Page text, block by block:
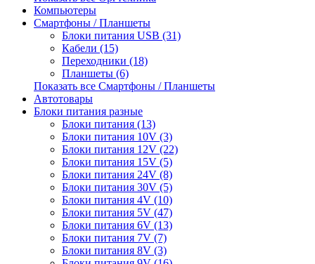
Компьютеры
Смартфоны / Планшеты
Блоки питания USB (31)
Кабели (15)
Переходники (18)
Планшеты (6)
Показать все Смартфоны / Планшеты
Автотовары
Блоки питания разные
Блоки питания (13)
Блоки питания 10V (3)
Блоки питания 12V (22)
Блоки питания 15V (5)
Блоки питания 24V (8)
Блоки питания 30V (5)
Блоки питания 4V (10)
Блоки питания 5V (47)
Блоки питания 6V (13)
Блоки питания 7V (7)
Блоки питания 8V (3)